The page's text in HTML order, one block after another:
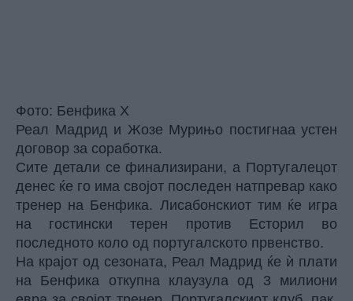
Фото: Бенфика Х
Реал Мадрид и Жозе Мурињо постигнаа устен
договор за соработка.
Сите детали се финализирани, а Португалецот
денес ќе го има својот последен натпревар како
тренер на Бенфика. Лисабонскиот тим ќе игра
на гостински терен против Есторил во
последното коло од португалското првенство.
На крајот од сезоната, Реал Мадрид ќе ѝ плати
на Бенфика откупна клаузула од 3 милиони